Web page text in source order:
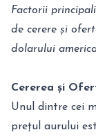
Factorii
de cerere și
dolarului
Cererea și
Unul dintre cei
prețul aurului